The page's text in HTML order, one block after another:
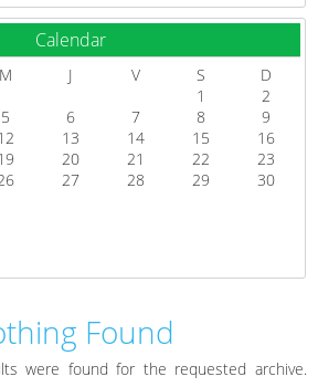
Calendar
M J V S
D
1
2
5 6 7 8
9
13 14 15
16
20 21 22
23
27 28 29
30
Found
were found for the requested archive.